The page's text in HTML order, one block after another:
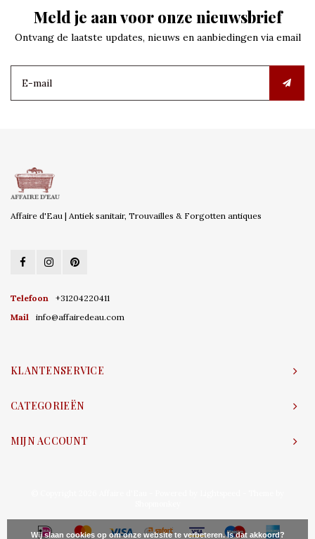
Meld je aan voor onze nieuwsbrief
Ontvang de laatste updates, nieuws en aanbiedingen via email
Affaire d'Eau | Antiek sanitair, Trouvailles & Forgotten antiques
Telefoon
+31204220411
Mail
info@affairedeau.com
KLANTENSERVICE
CATEGORIEËN
MIJN ACCOUNT
Wij slaan cookies op om onze website te verbeteren. Is dat akkoord?